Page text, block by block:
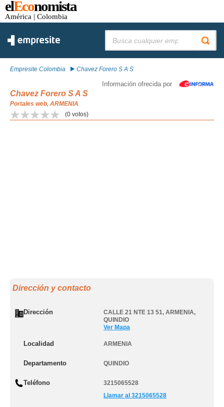
elEconomista
América | Colombia
Empresite Colombia Chavez Forero S A S
Información ofrecida por
Chavez Forero S A S
Portales web, ARMENIA
(0 votos)
Dirección y contacto
Dirección CALLE 21 NTE 13 51, ARMENIA,
QUINDIO
Ver Mapa
Localidad ARMENIA
Departamento QUINDIO
Teléfono
3215065528
Llamar al 3215065528